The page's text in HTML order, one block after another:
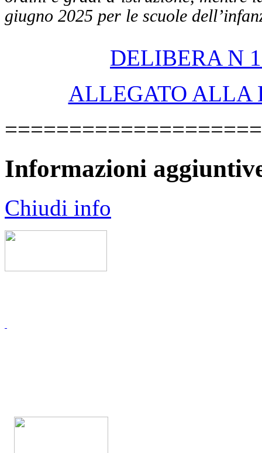
giugno 2025 per le scuole
DELIBERA N
ALLEGATO ALLA
Informazioni
Chiudi info